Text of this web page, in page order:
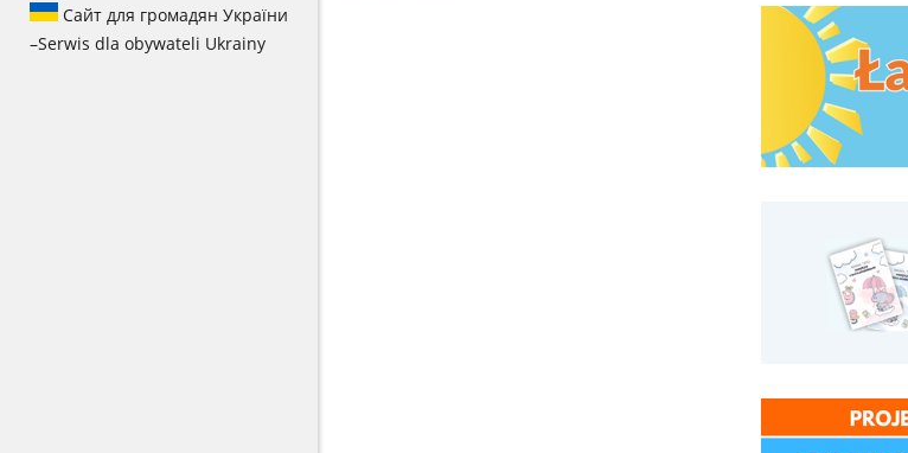
Сайт для громадян України
–Serwis dla obywateli Ukrainy